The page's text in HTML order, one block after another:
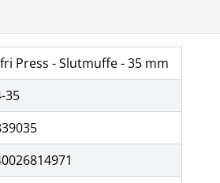
Press - Slutmuffe - 35 mm
35